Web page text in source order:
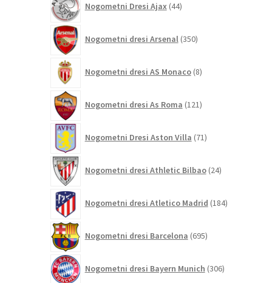
Nogometni Dresi Ajax 44izdelkov
Nogometni dresi Arsenal 350izdelkov
Nogometni dresi AS Monaco 8izdelkov
Nogometni dresi As Roma 121izdelkov
Nogometni Dresi Aston Villa 71izdelkov
Nogometni dresi Athletic Bilbao 24izdelkov
Nogometni dresi Atletico Madrid 184izdelkov
Nogometni dresi Barcelona 695izdelkov
Nogometni dresi Bayern Munich 306izdelkov